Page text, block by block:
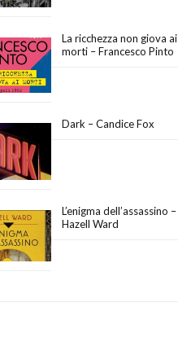
La ricchezza non giova ai
morti – Francesco Pinto
Dark – Candice Fox
L’enigma dell’assassino –
Hazell Ward